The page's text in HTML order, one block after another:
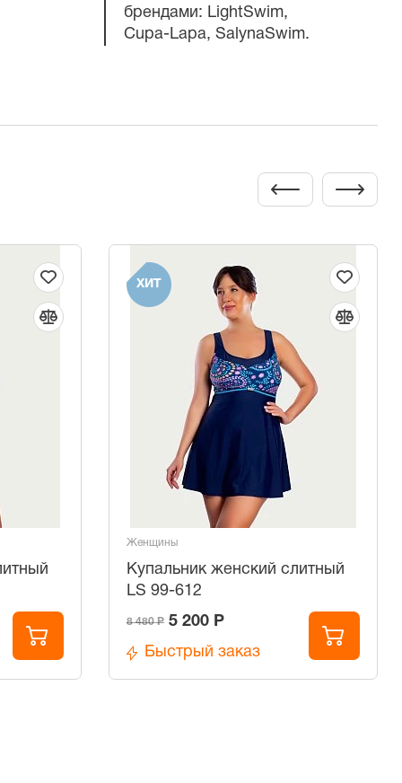
брендами: LightSwim,
Cupa-Lapa, SalynaSwim.
ХИТ
Женщины
Купальник женский слитный
LS 99-612
8 480 Р 5 200 Р
Быстрый заказ